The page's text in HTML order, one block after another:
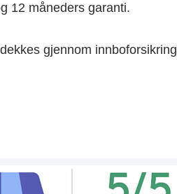
12 måneders garanti.
gjennom innboforsikring